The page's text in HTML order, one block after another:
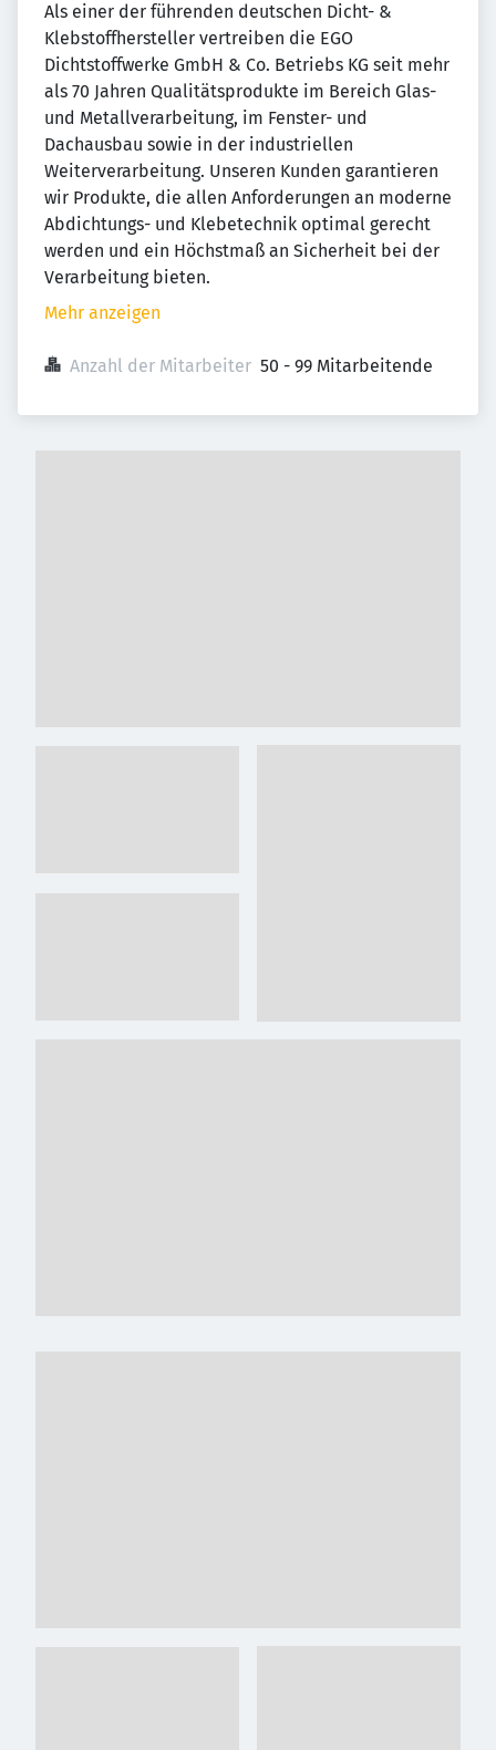
Als einer der führenden deutschen Dicht- &
Klebstoffhersteller vertreiben die EGO
Dichtstoffwerke GmbH & Co. Betriebs KG seit mehr
als 70 Jahren Qualitätsprodukte im Bereich Glas-
und Metallverarbeitung, im Fenster- und
Dachausbau sowie in der industriellen
Weiterverarbeitung. Unseren Kunden garantieren
wir Produkte, die allen Anforderungen an moderne
Abdichtungs- und Klebetechnik optimal gerecht
werden und ein Höchstmaß an Sicherheit bei der
Verarbeitung bieten.
Mehr anzeigen
Anzahl der Mitarbeiter 50 - 99 Mitarbeitende